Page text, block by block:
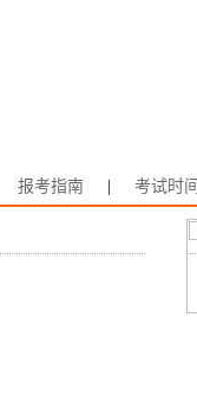
报考指南 考试时间